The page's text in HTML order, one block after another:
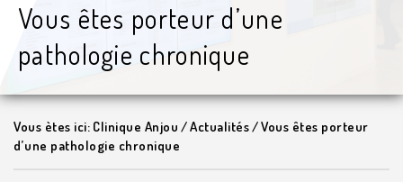
Vous êtes porteur d’une
pathologie chronique
Vous ètes ici: Clinique Anjou /Actualités/Vous êtes porteur
d’une pathologie chronique